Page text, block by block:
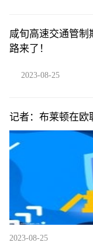
咸旬高速交通管制
路来了！
2023-08-25
记者：布莱顿在欧
括罗马等队
2023-08-25